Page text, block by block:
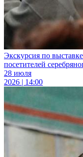
Экскурсия по
посетителей
28 июля
2026 | 14:00